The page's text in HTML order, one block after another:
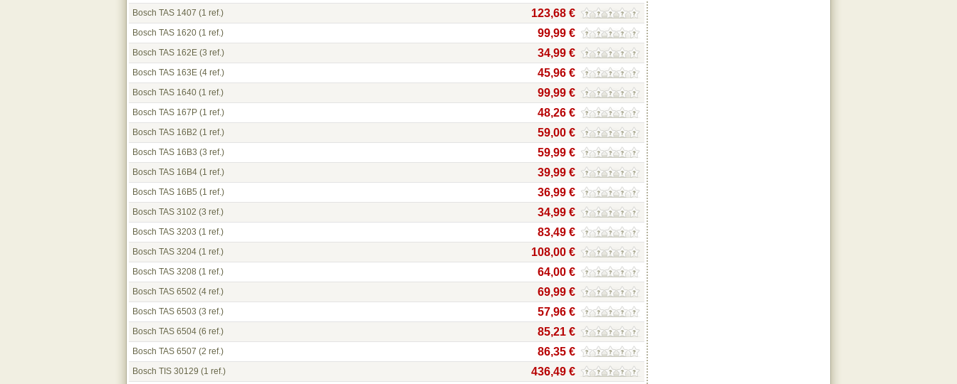
Bosch TAS 1407 (1 ref.) 123,68 €
Bosch TAS 1620 (1 ref.) 99,99 €
Bosch TAS 162E (3 ref.) 34,99 €
Bosch TAS 163E (4 ref.) 45,96 €
Bosch TAS 1640 (1 ref.) 99,99 €
Bosch TAS 167P (1 ref.) 48,26 €
Bosch TAS 16B2 (1 ref.) 59,00 €
Bosch TAS 16B3 (3 ref.) 59,99 €
Bosch TAS 16B4 (1 ref.) 39,99 €
Bosch TAS 16B5 (1 ref.) 36,99 €
Bosch TAS 3102 (3 ref.) 34,99 €
Bosch TAS 3203 (1 ref.) 83,49 €
Bosch TAS 3204 (1 ref.) 108,00 €
Bosch TAS 3208 (1 ref.) 64,00 €
Bosch TAS 6502 (4 ref.) 69,99 €
Bosch TAS 6503 (3 ref.) 57,96 €
Bosch TAS 6504 (6 ref.) 85,21 €
Bosch TAS 6507 (2 ref.) 86,35 €
Bosch TIS 30129 (1 ref.) 436,49 €